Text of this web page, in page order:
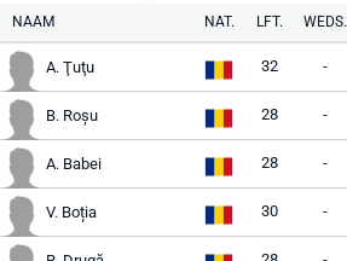
NAAM NAT. LFT. WEDS.
A. Ţuţu 32 -
B. Roșu 28 -
A. Babei 28 -
V. Boția 30 -